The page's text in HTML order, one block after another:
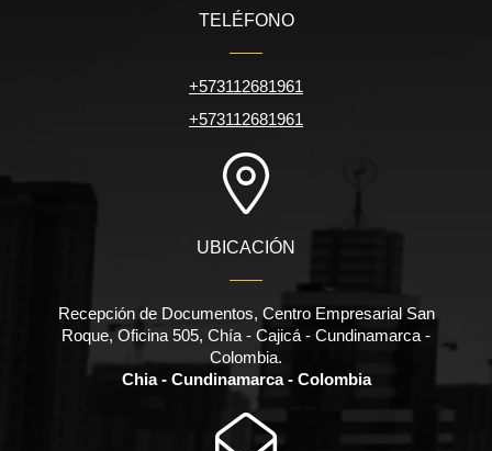
TELÉFONO
+573112681961
+573112681961
UBICACIÓN
Recepción de Documentos, Centro Empresarial San
Roque, Oficina 505, Chía - Cajicá - Cundinamarca -
Colombia.
Chia - Cundinamarca - Colombia